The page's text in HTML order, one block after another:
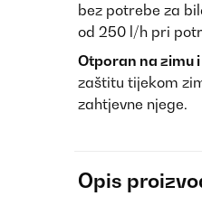
bez potrebe za
od 250 l/h pri
Otporan na zimu
zaštitu tijekom
zahtjevne njege.
Opis